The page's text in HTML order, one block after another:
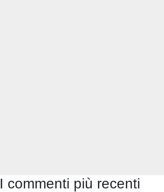
I commenti più recenti